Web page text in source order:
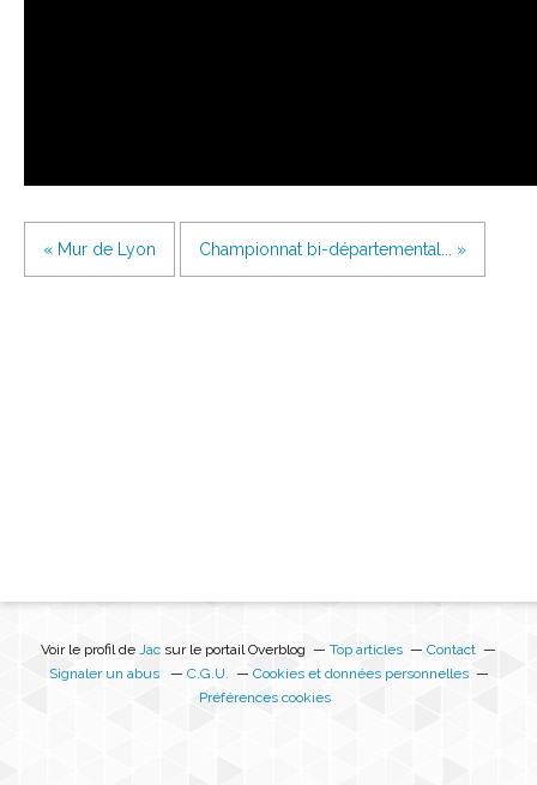
« Mur de Lyon Championnat bi-départemental... »
Voir le profil de Jac sur le portail Overblog Top articles
Contact
Signaler un abus
C.G.U.
Cookies et données personnelles
Préférences cookies